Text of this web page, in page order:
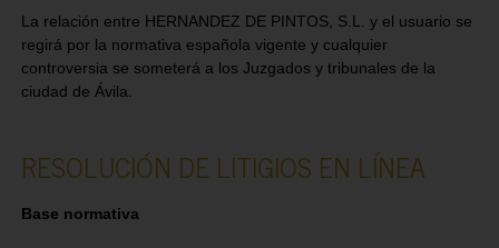
La relación entre HERNANDEZ DE PINTOS, S.L. y el usuario se
regirá por la normativa española vigente y cualquier
controversia se someterá a los Juzgados y tribunales de la
ciudad de Ávila.
RESOLUCIÓN DE LITIGIOS EN LÍNEA
Base normativa